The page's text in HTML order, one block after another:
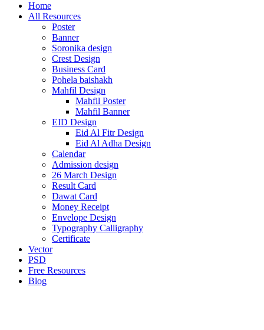
Home
All Resources
Poster
Banner
Soronika design
Crest Design
Business Card
Pohela baishakh
Mahfil Design
Mahfil Poster
Mahfil Banner
EID Design
Eid Al Fitr Design
Eid Al Adha Design
Calendar
Admission design
26 March Design
Result Card
Dawat Card
Money Receipt
Envelope Design
Typography Calligraphy
Certificate
Vector
PSD
Free Resources
Blog